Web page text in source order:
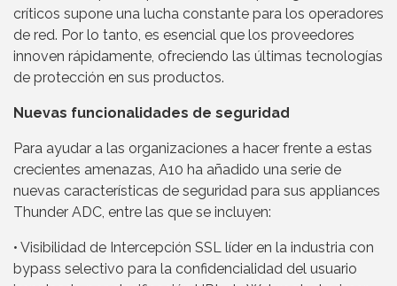
críticos supone una lucha constante para los operadores
de red. Por lo tanto, es esencial que los proveedores
innoven rápidamente, ofreciendo las últimas tecnologías
de protección en sus productos.
Nuevas funcionalidades de seguridad
Para ayudar a las organizaciones a hacer frente a estas
crecientes amenazas, A10 ha añadido una serie de
nuevas características de seguridad para sus appliances
Thunder ADC, entre las que se incluyen:
• Visibilidad de Intercepción SSL líder en la industria con
bypass selectivo para la confidencialidad del usuario